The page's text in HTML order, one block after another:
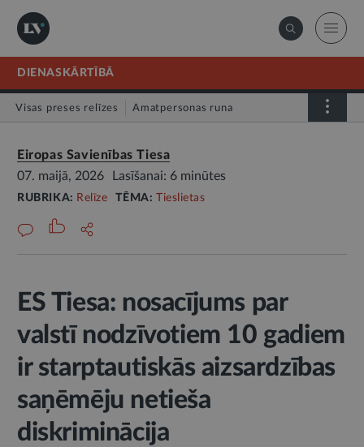
DIENASKĀRTĪBĀ
Visas preses relīzes Amatpersonas runa
Eiropas Savienības Tiesa
07. maijā, 2026
Lasīšanai: 6 minūtes
RUBRIKA: Relīze TĒMA: Tieslietas
ES Tiesa: nosacījums par
valstī nodzīvotiem 10 gadiem
ir starptautiskās aizsardzības
saņēmēju netieša
diskriminācija